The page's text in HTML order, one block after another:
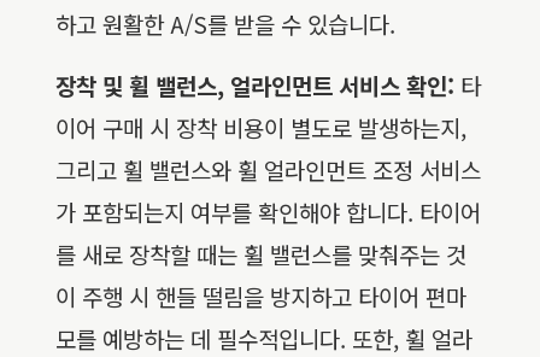
하고 원활한 A/S를 받을 수 있습니다.
장착 및 휠 밸런스, 얼라인먼트 서비스 확인: 타
이어 구매 시 장착 비용이 별도로 발생하는지,
그리고 휠 밸런스와 휠 얼라인먼트 조정 서비스
가 포함되는지 여부를 확인해야 합니다. 타이어
를 새로 장착할 때는 휠 밸런스를 맞춰주는 것
이 주행 시 핸들 떨림을 방지하고 타이어 편마
모를 예방하는 데 필수적입니다. 또한, 휠 얼라